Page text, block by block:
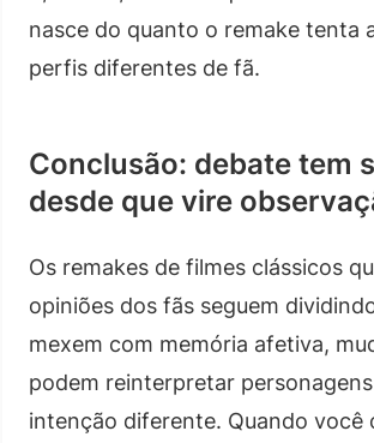
nasce do quanto o remake tenta
perfis diferentes de fã.
Conclusão: debate tem
desde que vire
Os remakes de filmes clássicos
opiniões dos fãs seguem
mexem com memória afetiva,
podem reinterpretar
intenção diferente. Quando você